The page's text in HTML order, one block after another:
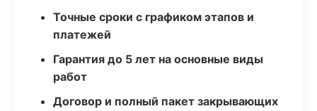
Точные сроки с графиком этапов и
платежей
Гарантия до 5 лет на основные виды
работ
Договор и полный пакет закрывающих